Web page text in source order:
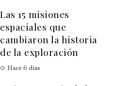
Las 15 misiones
espaciales que
cambiaron la historia
de la exploración
Hace 6 días